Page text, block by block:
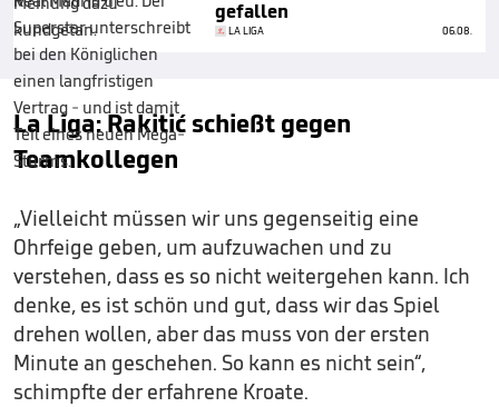
gefallen
LA LIGA 06.08.
La Liga: Rakitić schießt gegen
Teamkollegen
„Vielleicht müssen wir uns gegenseitig eine
Ohrfeige geben, um aufzuwachen und zu
verstehen, dass es so nicht weitergehen kann. Ich
denke, es ist schön und gut, dass wir das Spiel
drehen wollen, aber das muss von der ersten
Minute an geschehen. So kann es nicht sein“,
schimpfte der erfahrene Kroate.